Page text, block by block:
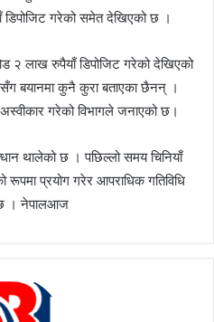
गरेको समेत देखिएको छ ।
लाख रुपैयाँ डिपोजिट गरेको देखिएको
बयानमा कुनै कुरा बताएका छैनन् ।
गरेको विभागले जनाएको छ।
थालेको छ । पछिल्लो समय चिनियाँ
प्रयोग गरेर आपराधिक गतिविधि
छ । नेपालआज